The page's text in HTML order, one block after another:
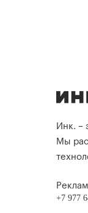
Инк. –
Мы
+7 977